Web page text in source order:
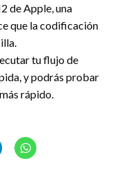
de Apple, una
que la codificación
tu flujo de
y podrás probar
rápido.